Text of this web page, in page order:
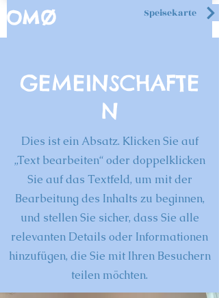
Speisekarte
OMØ
GEMEINSCHAFTE
N
Dies ist ein Absatz. Klicken Sie auf
„Text bearbeiten“ oder doppelklicken
Sie auf das Textfeld, um mit der
Bearbeitung des Inhalts zu beginnen,
und stellen Sie sicher, dass Sie alle
relevanten Details oder Informationen
hinzufügen, die Sie mit Ihren Besuchern
teilen möchten.